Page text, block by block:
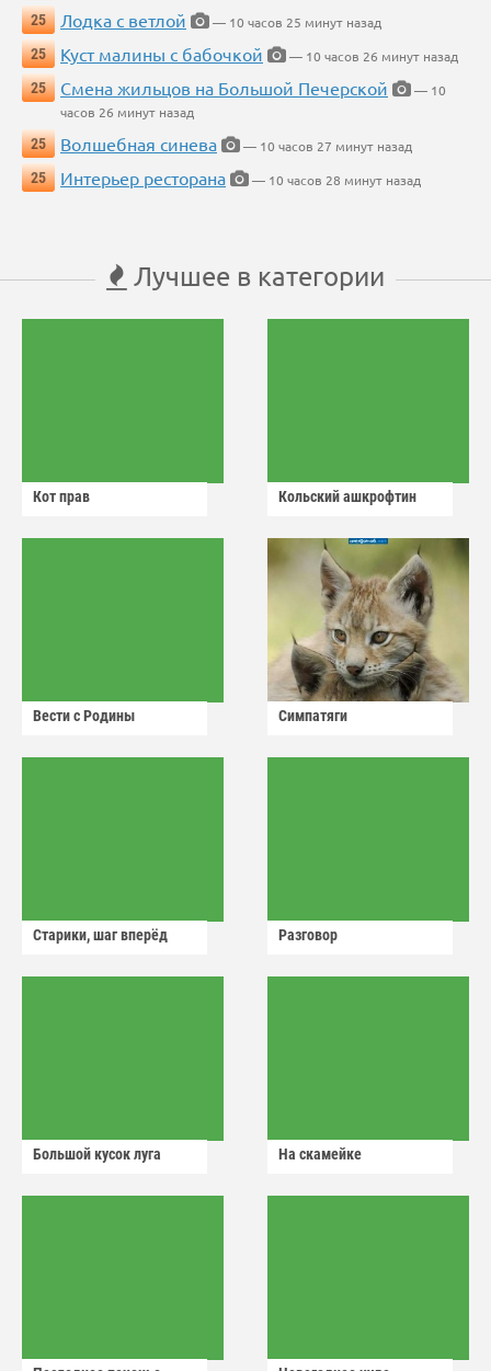
25
Лодка с ветлой
— 10 часов 25 минут назад
25
Куст малины с бабочкой
— 10 часов 26 минут назад
25
Смена жильцов на Большой Печерской
— 10
часов 26 минут назад
25
Волшебная синева
— 10 часов 27 минут назад
25
Интерьер ресторана — 10 часов 28 минут назад
Лучшее в категории
Кот прав Кольский ашкрофтин
Вести с Родины Симпатяги
Старики, шаг вперёд Разговор
Большой кусок луга На скамейке